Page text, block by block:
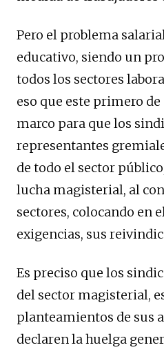
Pero el problema
educativo, siendo un
todos los sectores
eso que este primero
marco para que los
representantes
de todo el sector
lucha magisterial, al
sectores, colocando en
exigencias, sus
Es preciso que los
del sector magisterial,
planteamientos de sus
declaren la huelga